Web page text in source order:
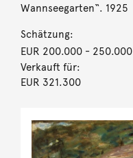
Wannseegarten“. 1925
Schätzung:
EUR 200.000- 250.000
Verkauft für:
EUR 321.300